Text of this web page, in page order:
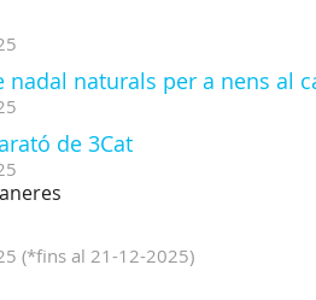
nadal naturals per a nens al
de 3Cat
(*fins al 21-12-2025)